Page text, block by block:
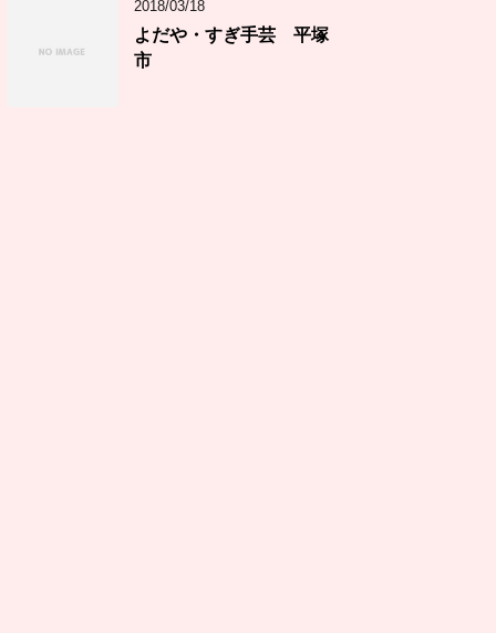
2018/03/18
よだや・すぎ手芸 平塚
市